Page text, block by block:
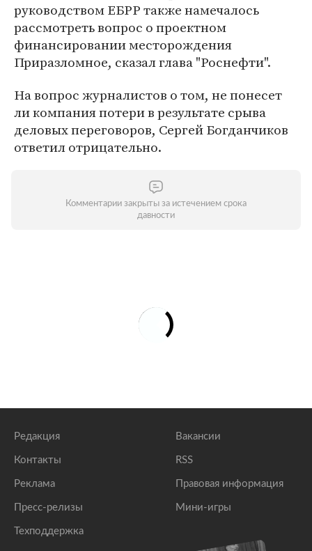
руководством ЕБРР также намечалось
рассмотреть вопрос о проектном
финансировании месторождения
Приразломное, сказал глава "Роснефти".
На вопрос журналистов о том, не понесет
ли компания потери в результате срыва
деловых переговоров, Сергей Богданчиков
ответил отрицательно.
Комментарии закрыты за истечением срока
давности
Редакция
Контакты
Реклама
Пресс-релизы
Техподдержка
Вакансии
RSS
Правовая информация
Мини-игры